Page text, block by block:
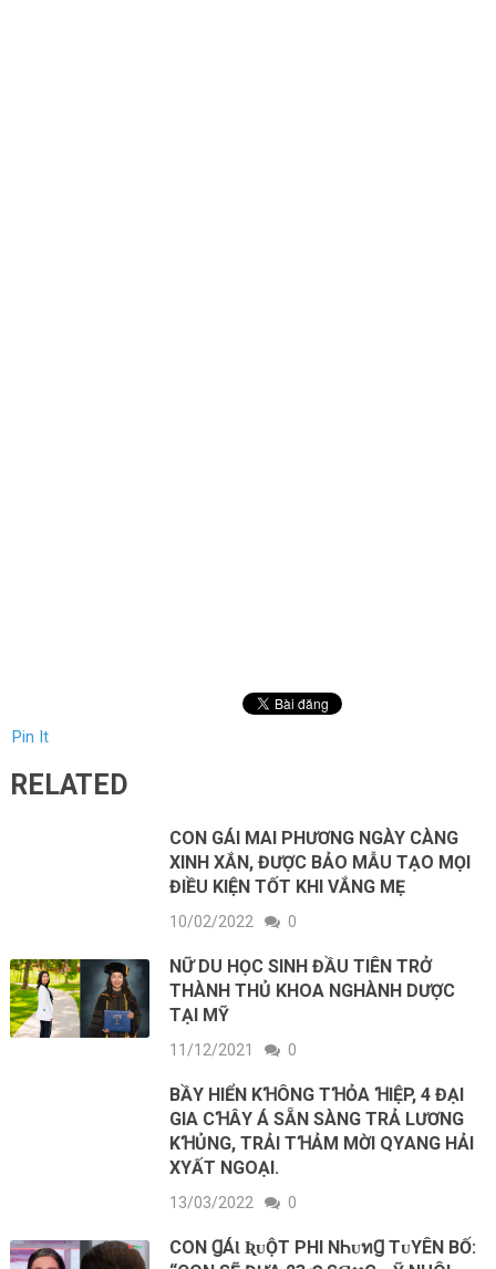
Pin It
RELATED
CON GÁI MAI PHƯƠNG NGÀY CÀNG
XINH XẮN, ĐƯỢC BẢO MẪU TẠO MỌI
ĐIỀU KIỆN TỐT KHI VẮNG MẸ
10/02/2022 0
NỮ DU HỌC SINH ĐẦU TIÊN TRỞ
THÀNH THỦ KHOA NGHÀNH DƯỢC
TẠI MỸ
11/12/2021 0
BẦΥ HΙỂN KꞪÔNG TꞪỎA ꞪΙỆP, 4 ĐẠΙ
GΙA CꞪÂΥ Á SẴN SÀNG TRẢ LƯƠNG
KꞪỦNG, TRẢΙ TꞪẢM MỜΙ QΥANG HẢΙ
XΥẤT NGOẠΙ.
13/03/2022 0
CON ꞬÁƖ ƦᴜỘΤ PHI NᏂᴜทꞬ ΤᴜYÊN BỐ: